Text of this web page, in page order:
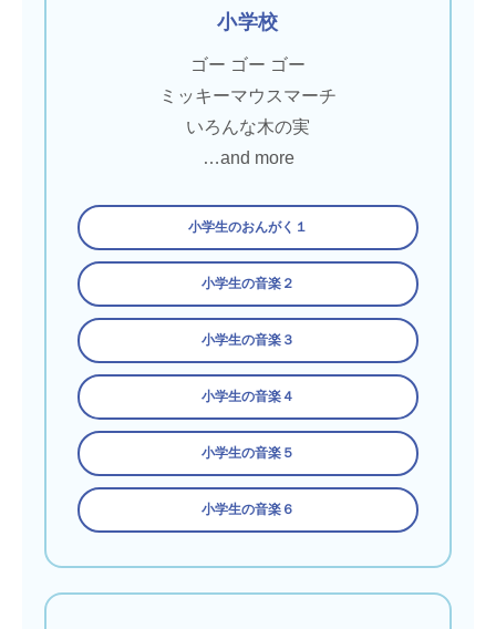
小学校
ゴー ゴー ゴー
ミッキーマウスマーチ
いろんな木の実
…and more
小学生のおんがく１
小学生の音楽２
小学生の音楽３
小学生の音楽４
小学生の音楽５
小学生の音楽６